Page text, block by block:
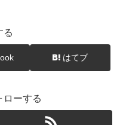
る
はてブ
ローする